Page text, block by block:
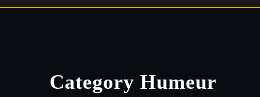
Category Humeur